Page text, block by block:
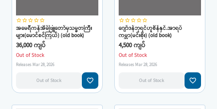
star_borderstar_borderstar_borderstar_borderstar_border
အမေရီကန်အိမ်ဖြူတော်မှသမ္မတကြီး
များ(မောင်စင်ကြယ်) (old book)
36,000 ကျပ်
Out of Stock
Releases Mar 28, 2026
Out of Stock favorite_border
star_borderstar_borderstar_borderstar_borderstar_border
ဂျော်ဒန်ဘုရင်ဟူစိန်နှင်.အာရပ်
ကမ္ဘာ(မင်းစိုး) (old book)
4,500 ကျပ်
Out of Stock
Releases Mar 28, 2026
Out of Stock favorite_border